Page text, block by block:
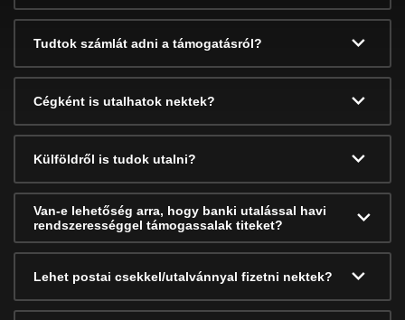
Tudtok számlát adni a támogatásról?
Cégként is utalhatok nektek?
Külföldről is tudok utalni?
Van-e lehetőség arra, hogy banki utalással havi
rendszerességgel támogassalak titeket?
Lehet postai csekkel/utalvánnyal fizetni nektek?